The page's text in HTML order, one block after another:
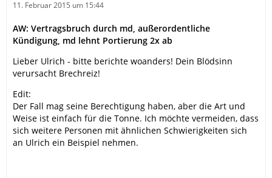
11. Februar 2015 um 15:44
AW: Vertragsbruch durch md, außerordentliche
Kündigung, md lehnt Portierung 2x ab
Lieber Ulrich - bitte berichte woanders! Dein Blödsinn
verursacht Brechreiz!
Edit:
Der Fall mag seine Berechtigung haben, aber die Art und
Weise ist einfach für die Tonne. Ich möchte vermeiden, dass
sich weitere Personen mit ähnlichen Schwierigkeiten sich
an Ulrich ein Beispiel nehmen.